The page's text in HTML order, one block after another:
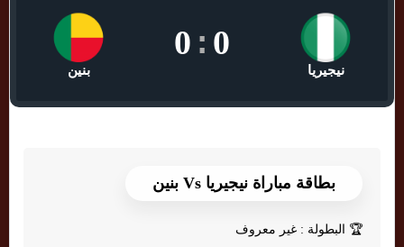
نيجيريا
0
:
0
بنين
بطاقة مباراة نيجيريا Vs بنين
🏆 البطولة : غير معروف